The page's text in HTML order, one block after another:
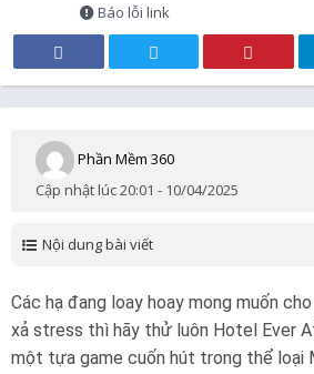
Báo lỗi link
Phần Mềm 360
Cập nhật lúc 20:01 - 10/04/2025
Nội dung bài viết
Các hạ đang loay hoay mong muốn
xả stress thì hãy thử luôn Hotel Ever
một tựa game cuốn hút trong thể loại